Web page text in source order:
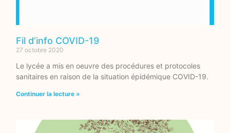
Fil d’info COVID-19
27 octobre 2020
Le lycée a mis en oeuvre des procédures et protocoles
sanitaires en raison de la situation épidémique COVID-19.
Continuer la lecture »